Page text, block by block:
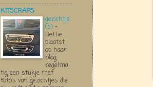
KITSCRAPS
gezichtje
(s) -
Bettie
plaatst
op haar
blog
regelma
tig een stukje met
foto’s van gezichtjes die